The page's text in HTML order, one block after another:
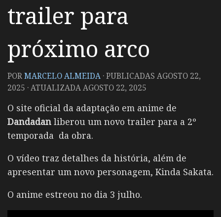
trailer para
próximo arco
PORMARCELO ALMEIDA · PUBLICADAS AGOSTO 22,
2025 · ATUALIZADAAGOSTO 22, 2025
O site oficial da adaptação em anime de
Dandadan liberou um novo trailer para a 2º
temporada da obra.
O vídeo traz detalhes da história, além de
apresentar um novo personagem, Kinda Sakata.
O anime estreou no dia 3 julho.